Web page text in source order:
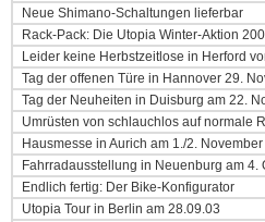
Neue Shimano-Schaltungen lieferbar
Rack-Pack: Die Utopia Winter-Aktion
Leider keine Herbstzeitlose in Herford
Tag der offenen Türe in Hannover 29.
Tag der Neuheiten in Duisburg am 22.
Umrüsten von schlauchlos auf normale
Hausmesse in Aurich am 1./2. November
Fahrradausstellung in Neuenburg am 4.
Endlich fertig: Der Bike-Konfigurator
Utopia Tour in Berlin am 28.09.03